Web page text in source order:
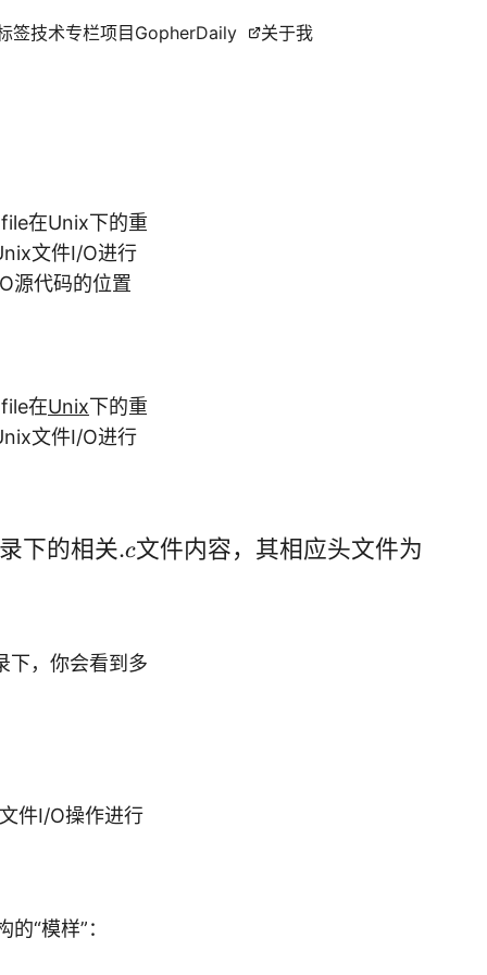
签技术专栏项目 GopherDaily 关于我
在Unix下的重
文件I/O进行
源代码的位置
在Unix下的重
文件I/O进行
下的相关.c文件内容，其相应头文件为
下，你会看到多
件I/O操作进行
“模样”：